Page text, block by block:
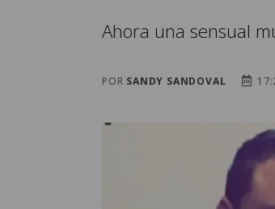
Ahora una sensual
POR SANDY SANDOVAL